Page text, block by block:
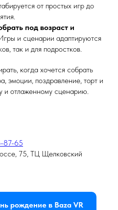
от простых игр до
под возраст и
и сценарии адаптируются
так и для подростков.
когда хочется собрать
эмоции, поздравление, торт и
и отлаженному сценарию.
87-65
75, ТЦ Щелковский
рождение в Baza VR